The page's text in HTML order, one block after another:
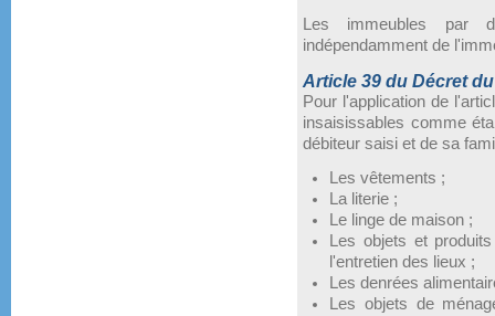
Les immeubles par
indépendamment de
Article 39 du Décret
Pour l'application de
insaisissables comme
débiteur saisi et de sa
Les vêtements ;
La literie ;
Le linge de maison ;
Les objets et
l'entretien des lieux ;
Les denrées
Les objets de